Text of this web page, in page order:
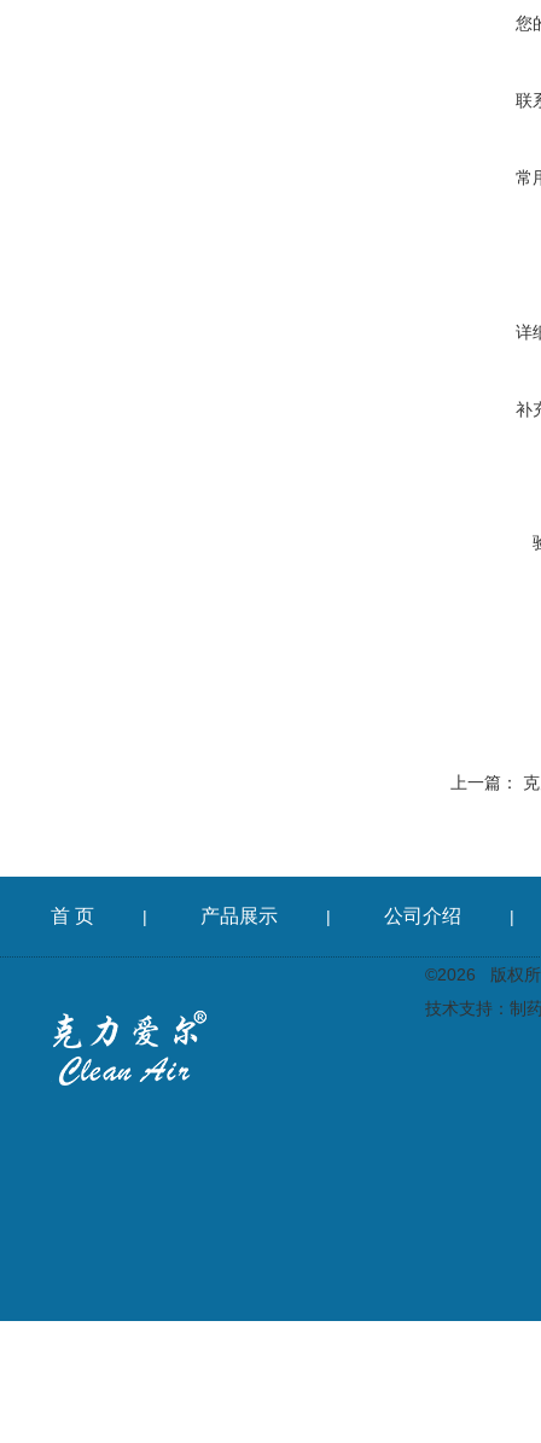
您
联
常
详
补
上一篇：
首 页 | 产品展示 | 公司介绍 |
©2026 版权所
技术支持： 制